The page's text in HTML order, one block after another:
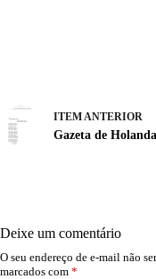
ITEM ANTERIOR
Gazeta de Holanda
Deixe um comentário
O seu endereço de e-mail não
marcados com *